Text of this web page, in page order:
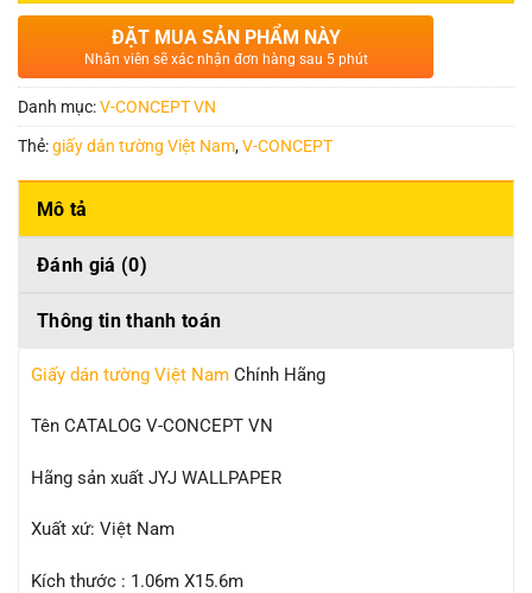
ĐẶT MUA SẢN PHẨM NÀY
Nhân viên sẽ xác nhận đơn hàng sau 5 phút
Danh mục:V-CONCEPT VN
Thẻ:giấy dán tường Việt Nam,V-CONCEPT
Mô tả
Đánh giá (0)
Thông tin thanh toán
Giấy dán tường Việt Nam Chính Hãng
Tên CATALOG V-CONCEPT VN
Hãng sản xuất JYJ WALLPAPER
Xuất xứ: Việt Nam
Kích thước : 1.06m X15.6m